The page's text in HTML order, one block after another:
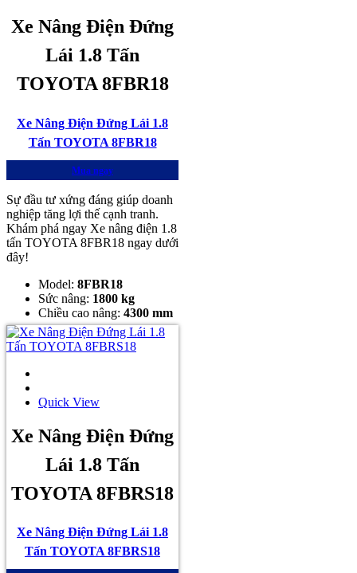
Xe Nâng Điện Đứng
Lái 1.8 Tấn
TOYOTA 8FBR18
Xe Nâng Điện Đứng Lái 1.8
Tấn TOYOTA 8FBR18
Mua ngay
Sự đầu tư xứng đáng giúp doanh
nghiệp tăng lợi thế cạnh tranh.
Khám phá ngay Xe nâng điện 1.8
tấn TOYOTA 8FBR18 ngay dưới
đây!
Model: 8FBR18
Sức nâng: 1800 kg
Chiều cao nâng: 4300 mm
Quick View
Xe Nâng Điện Đứng
Lái 1.8 Tấn
TOYOTA 8FBRS18
Xe Nâng Điện Đứng Lái 1.8
Tấn TOYOTA 8FBRS18